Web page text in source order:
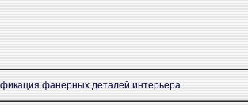
фанерных деталей интерьера